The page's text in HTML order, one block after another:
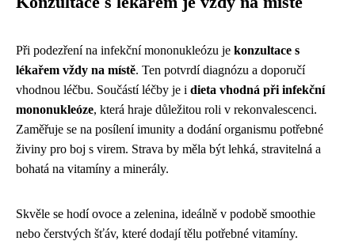
Při podezření na infekční mononukleózu je konzultace s
lékařem vždy na místě. Ten potvrdí diagnózu a doporučí
vhodnou léčbu. Součástí léčby je i dieta vhodná při infekční
mononukleóze, která hraje důležitou roli v rekonvalescenci.
Zaměřuje se na posílení imunity a dodání organismu potřebné
živiny pro boj s virem. Strava by měla být lehká, stravitelná a
bohatá na vitamíny a minerály.
Skvěle se hodí ovoce a zelenina, ideálně v podobě smoothie
nebo čerstvých šťáv, které dodají tělu potřebné vitamíny.